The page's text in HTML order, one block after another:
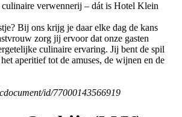
culinaire verwennerij – dát is Hotel Klein
Bij ons krijg je daar elke dag de kans
zorg jij ervoor dat onze gasten
culinaire ervaring. Jij bent de spil
aperitief tot de amuses, de wijnen en de